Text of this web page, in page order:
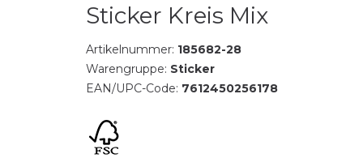
Sticker Kreis Mix
Artikelnummer: 185682-28
Warengruppe: Sticker
EAN/UPC-Code: 7612450256178